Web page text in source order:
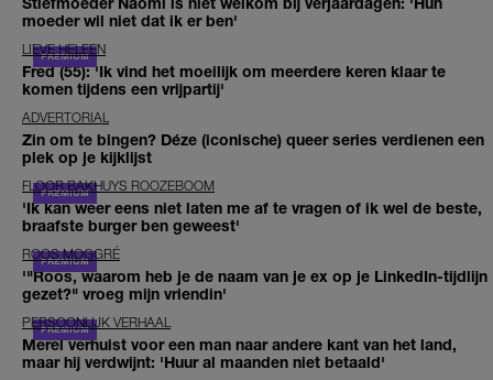
moeder wil niet dat ik er ben'
LIEVE HELEEN
Fred (55): 'Ik vind het moeilijk om meerdere keren klaar te
komen tijdens een vrijpartij'
ADVERTORIAL
Zin om te bingen? Déze (iconische) queer series verdienen een
plek op je kijklijst
FLOOR BAKHUYS ROOZEBOOM
'Ik kan weer eens niet laten me af te vragen of ik wel de beste,
braafste burger ben geweest'
ROOS MOGGRÉ
'"Roos, waarom heb je de naam van je ex op je LinkedIn-tijdlijn
gezet?" vroeg mijn vriendin'
PERSOONLIJK VERHAAL
Merel verhuist voor een man naar andere kant van het land,
maar hij verdwijnt: 'Huur al maanden niet betaald'